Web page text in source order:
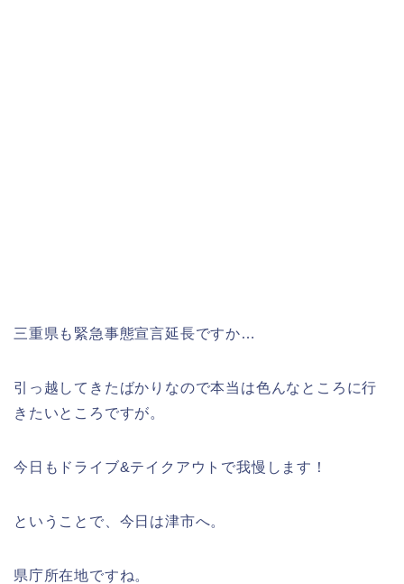
三重県も緊急事態宣言延長ですか…
引っ越してきたばかりなので本当は色んなところに行
きたいところですが。
今日もドライブ&テイクアウトで我慢します！
ということで、今日は津市へ。
県庁所在地ですね。